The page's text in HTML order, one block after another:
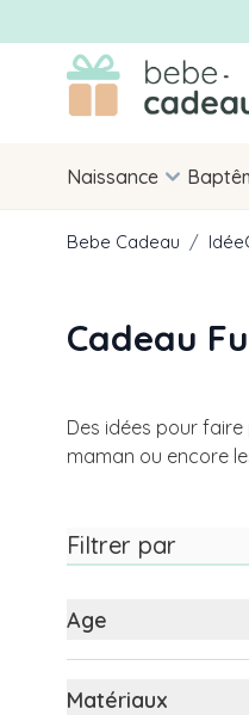
Allez au contenu
Naissance
Bebe Cadeau /
Cadeau
Des idées pour
maman ou encore
Filtrer par
Age
Matériaux